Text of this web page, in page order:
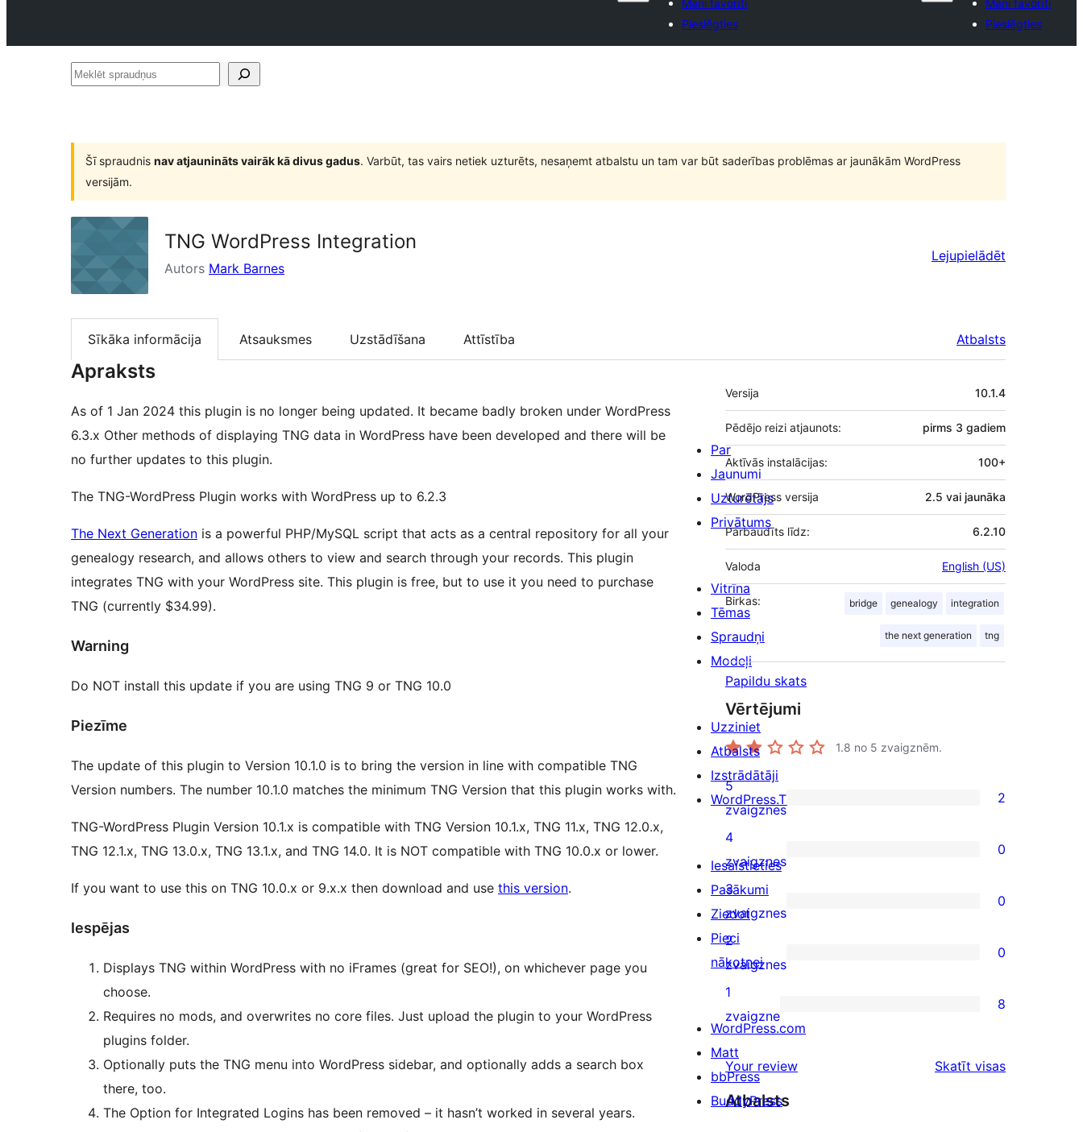
Mani favorīti
Pieslēgties
Mani favorīti
Pieslēgties
Meklēt
Šī spraudnis nav atjaunināts vairāk kā divus gadus. Varbūt, tas vairs netiek uzturēts, nesaņemt atbalstu un tam var būt saderības problēmas ar jaunākām WordPress
versijām.
TNG WordPress Integration
Autors Mark Barnes
Lejupielādēt
Sīkāka informācija Atsauksmes Uzstādīšana Attīstība Atbalsts
Apraksts
As of 1 Jan 2024 this plugin is no longer being updated. It became badly broken under WordPress
6.3.x Other methods of displaying TNG data in WordPress have been developed and there will be
no further updates to this plugin.
The TNG-WordPress Plugin works with WordPress up to 6.2.3
The Next Generation is a powerful PHP/MySQL script that acts as a central repository for all your
genealogy research, and allows others to view and search through your records. This plugin
integrates TNG with your WordPress site. This plugin is free, but to use it you need to purchase
TNG (currently $34.99).
Warning
Do NOT install this update if you are using TNG 9 or TNG 10.0
Piezīme
The update of this plugin to Version 10.1.0 is to bring the version in line with compatible TNG
Version numbers. The number 10.1.0 matches the minimum TNG Version that this plugin works with.
TNG-WordPress Plugin Version 10.1.x is compatible with TNG Version 10.1.x, TNG 11.x, TNG 12.0.x,
TNG 12.1.x, TNG 13.0.x, TNG 13.1.x, and TNG 14.0. It is NOT compatible with TNG 10.0.x or lower.
If you want to use this on TNG 10.0.x or 9.x.x then download and use this version.
Iespējas
Displays TNG within WordPress with no iFrames (great for SEO!), on whichever page you
choose.
Requires no mods, and overwrites no core files. Just upload the plugin to your WordPress
plugins folder.
Optionally puts the TNG menu into WordPress sidebar, and optionally adds a search box
there, too.
The Option for Integrated Logins has been removed – it hasn’t worked in several years.
Meta
Versija 10.1.4
Pēdējo reizi atjaunots: pirms 3 gadiem
Aktīvās instalācijas: 100+
WordPress versija 2.5 vai jaunāka
Pārbaudīts līdz: 6.2.10
Valoda English (US)
Birkas: bridge genealogy integration
the next generation tng
Papildu skats
Vērtējumi
1.8 no 5 zvaigznēm.
2
5-
star
reviews
5
zvaigznes
2
0
4-
star
reviews
4
zvaigznes
0
0
3-
star
reviews
3
zvaigznes
0
0
2-
star
reviews
2
zvaigznes
0
8
1-
star
reviews
1
zvaigzne
8
Your review Skatīt visasatsauksmes
Atbalsts
Par
Jaunumi
Uzturētājs
Privātums
Vitrīna
Tēmas
Spraudņi
Modeļi
Uzziniet
Atbalsts
Izstrādātāji
WordPress.TV
Iesaistieties
Pasākumi
Ziedot
Pieci
nākotnei
WordPress.com
Matt
bbPress
BuddyPress